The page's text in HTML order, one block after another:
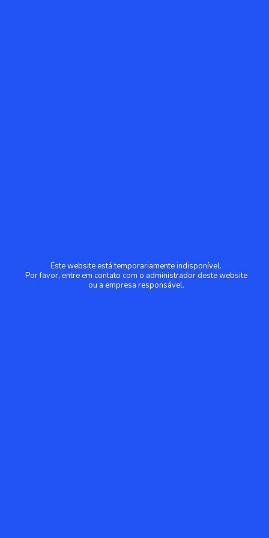
Este website está temporariamente indisponível.
Por favor, entre em contato com o administrador deste website
ou a empresa responsável.